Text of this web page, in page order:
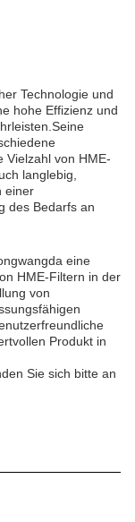
Technologie und
hohe Effizienz und
Vielzahl von HME-
langlebig,
einer
des Bedarfs an
eine
HME-Filtern in der
von
Produkt in
Sie sich bitte an